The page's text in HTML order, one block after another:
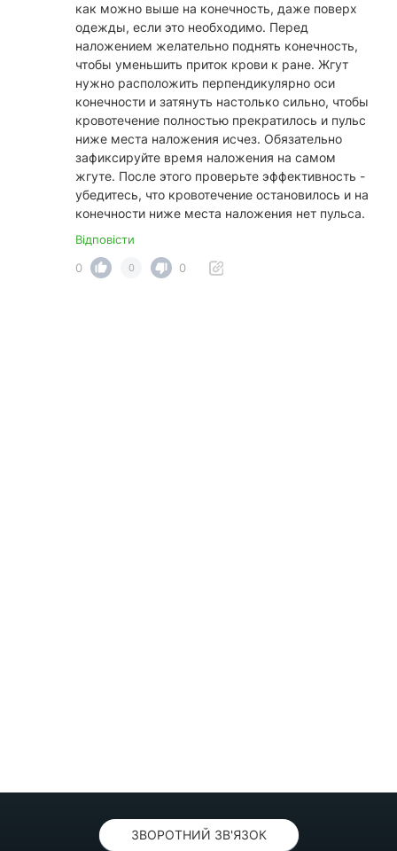
как можно выше на конечность, даже поверх
одежды, если это необходимо. Перед
наложением желательно поднять конечность,
чтобы уменьшить приток крови к ране. Жгут
нужно расположить перпендикулярно оси
конечности и затянуть настолько сильно, чтобы
кровотечение полностью прекратилось и пульс
ниже места наложения исчез. Обязательно
зафиксируйте время наложения на самом
жгуте. После этого проверьте эффективность -
убедитесь, что кровотечение остановилось и на
конечности ниже места наложения нет пульса.
Відповісти
0
0 0
ЗВОРОТНИЙ ЗВ'ЯЗОК